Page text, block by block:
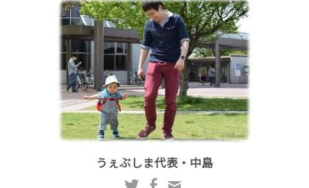
うぇぶしま代表・中島